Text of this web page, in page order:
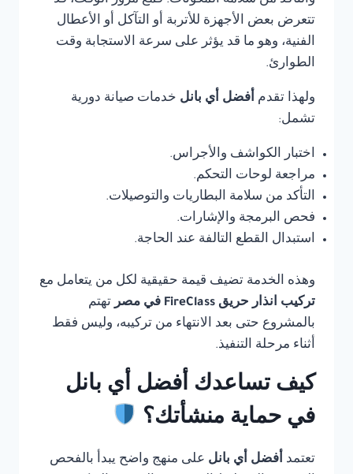
تتعرض بعض الأجهزة للأتربة أو التآكل أو الأعطال
الفنية، وهو ما قد يؤثر على سرعة الاستجابة وقت
الطوارئ.
ولهذا تقدم أفضل أي بانل خدمات صيانة دورية
تشمل:
اختبار الكواشف والأجراس.
مراجعة لوحات التحكم.
التأكد من سلامة البطاريات والتوصيلات.
فحص البرمجة والإشارات.
استبدال القطع التالفة عند الحاجة.
وهذه الخدمة تضيف قيمة حقيقية لكل من يتعامل مع
تركيب انذار حريق FireClass في مصر
تهتم
بالمشروع حتى بعد الانتهاء من تركيبه، وليس فقط
أثناء مرحلة التنفيذ.
كيف تساعدك أفضل أي بانل
في حماية منشأتك؟
تعتمد أفضل أي بانل على منهج واضح يبدأ بالفحص